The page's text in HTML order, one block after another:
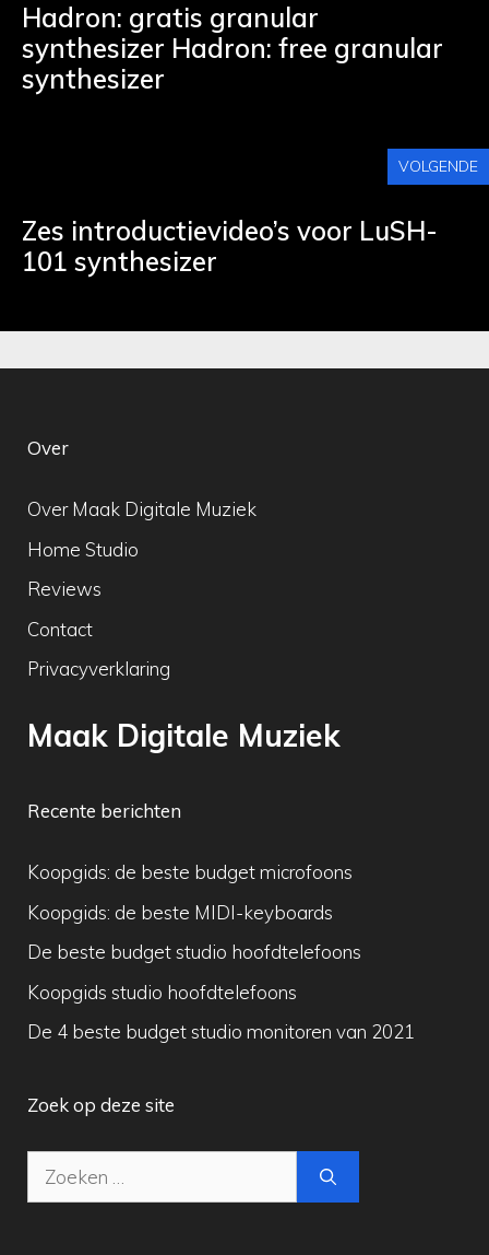
Hadron: gratis granular
synthesizer Hadron: free granular
synthesizer
VOLGENDE
Zes introductievideo’s voor LuSH-
101 synthesizer
Over
Over Maak Digitale Muziek
Home Studio
Reviews
Contact
Privacyverklaring
Maak Digitale Muziek
Recente berichten
Koopgids: de beste budget microfoons
Koopgids: de beste MIDI-keyboards
De beste budget studio hoofdtelefoons
Koopgids studio hoofdtelefoons
De 4 beste budget studio monitoren van 2021
Zoek op deze site
Zoek
naar: